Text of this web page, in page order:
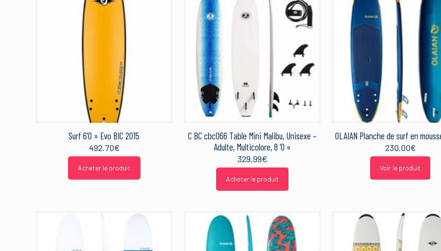
Surf 6’0 » Evo BIC 2015
492.70€
Acheter le produit
C BC cbc066 Table Mini Malibu, Unisexe –
Adulte, Multicolore, 8 ‘0 «
329.99€
Acheter le produit
OLAIAN Planche de surf en
230.00€
Voir le produit